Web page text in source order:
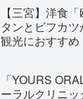
【三宮】洋食
タンとビフカ
観光におすすめ
「YOURS
ーラルクリニ